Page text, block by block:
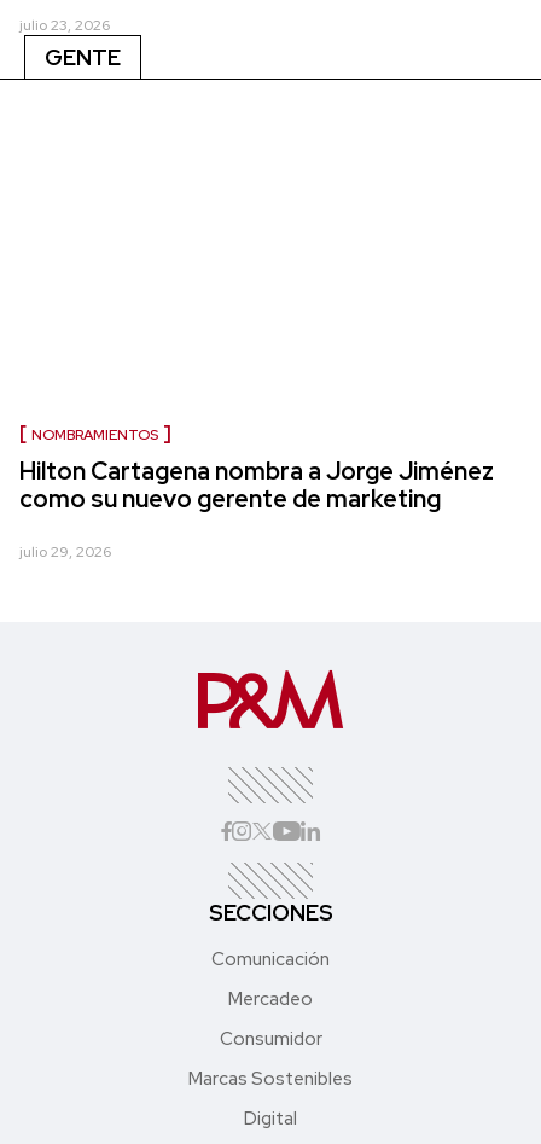
julio 23, 2026
GENTE
NOMBRAMIENTOS
Hilton Cartagena nombra a Jorge Jiménez
como su nuevo gerente de marketing
julio 29, 2026
SECCIONES
Comunicación
Mercadeo
Consumidor
Marcas Sostenibles
Digital